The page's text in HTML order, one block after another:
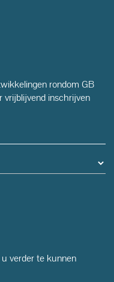
rondom GB
vrijblijvend inschrijven
verder te kunnen